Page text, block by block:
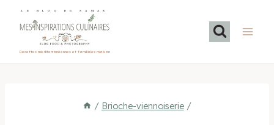
LE BLOG DE SAMAR
Recettes méditerranéennes et familiales maison
/ Brioche-viennoiserie /